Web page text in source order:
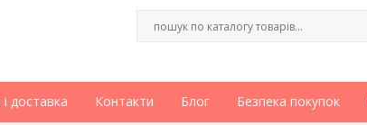
доставка Контакти Блог Безпека покупок